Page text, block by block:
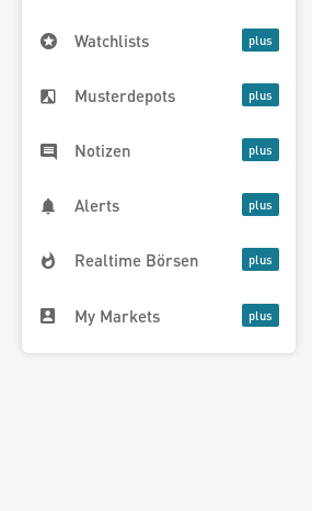
Watchlists
Musterdepots
Notizen
Alerts
Realtime Börsen
My Markets